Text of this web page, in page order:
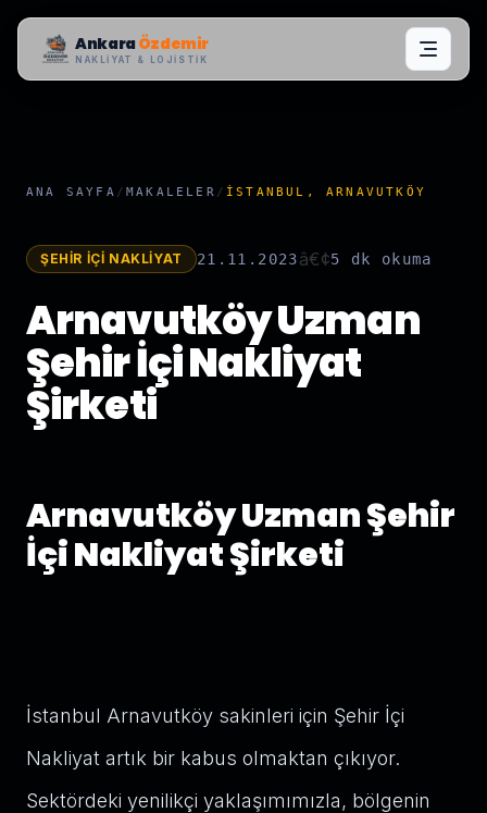
AnkaraÖzdemir
NAKLIYAT & LOJISTIK
ANA SAYFA /MAKALELER / İSTANBUL, ARNAVUTKÖY
ŞEHIR İÇI NAKLIYAT 21.11.2023â€¢5 dk okuma
Arnavutköy Uzman
Şehir İçi Nakliyat
Şirketi
Arnavutköy Uzman Şehir
İçi Nakliyat Şirketi
İstanbul Arnavutköy sakinleri için Şehir İçi
Nakliyat artık bir kabus olmaktan çıkıyor.
Sektördeki yenilikçi yaklaşımımızla, bölgenin